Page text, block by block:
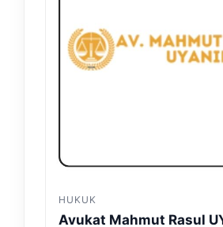
HUKUK
Avukat Mahmut Rasul